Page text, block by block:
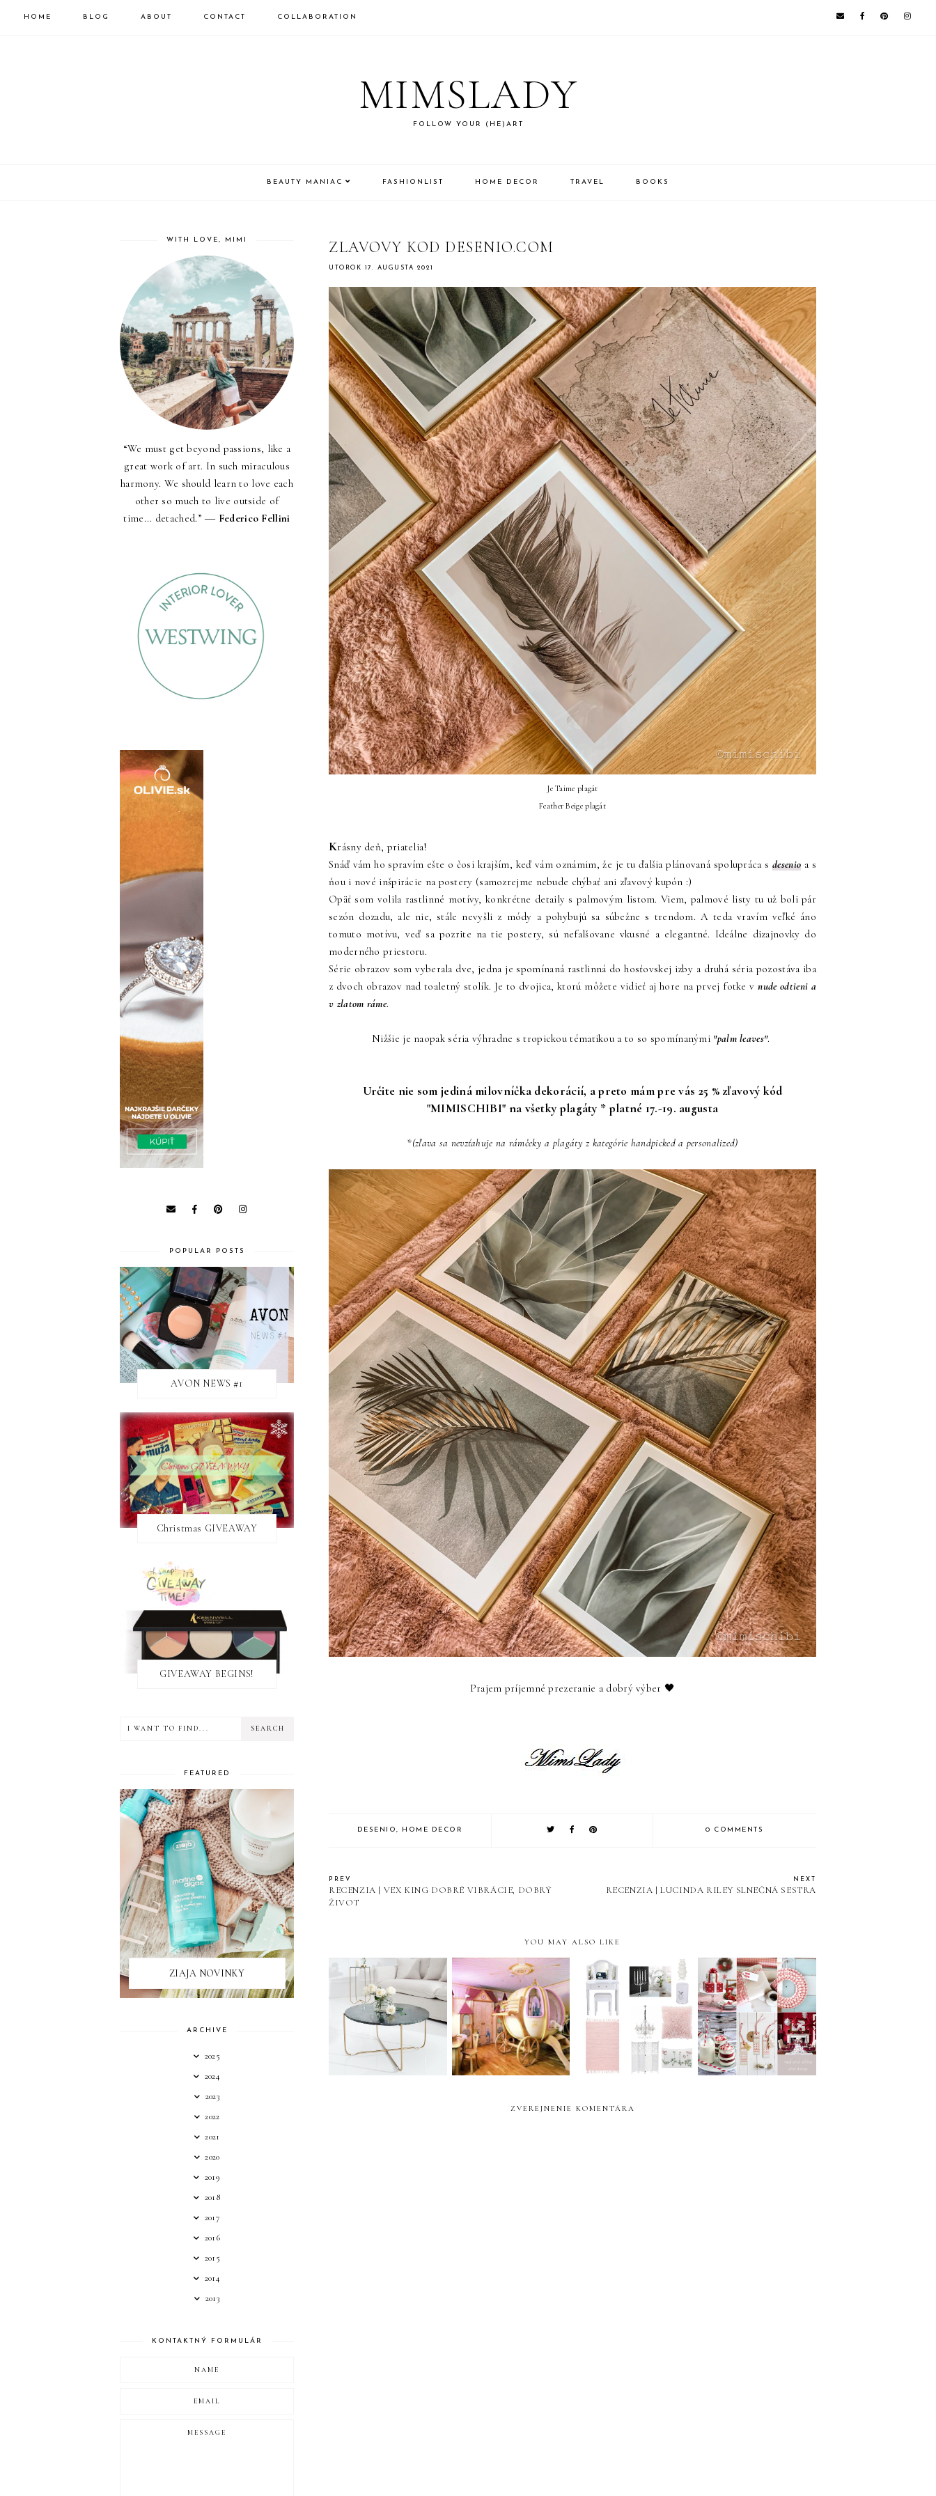
HOME BLOG ABOUT CONTACT COLLABORATION
MIMSLADY
FOLLOW YOUR (HE)ART
BEAUTY MANIAC FASHIONLIST HOME DECOR TRAVEL BOOKS
ZLAVOVY KOD DESENIO.COM
UTOROK 17. AUGUSTA 2021
Je Taime plagát
Feather Beige plagát
Krásny deň, priatelia!
Snáď vám ho spravím ešte o čosi krajším, keď vám oznámim, že je tu ďalšia plánovaná spolupráca sdesenio a s
ňou i nové inšpirácie na postery (samozrejme nebude chýbať ani zľavový kupón :)
Opäť som volila rastlinné motívy, konkrétne detaily s palmovým listom. Viem, palmové listy tu už boli pár
sezón dozadu, ale nie, stále nevyšli z módy a pohybujú sa súbežne s trendom. A teda vravím veľké áno
tomuto motívu, veď sa pozrite na tie postery, sú nefalšovane vkusné a elegantné. Ideálne dizajnovky do
moderného priestoru.
Série obrazov som vyberala dve, jedna je spomínaná rastlinná do hosťovskej izby a druhá séria pozostáva iba
z dvoch obrazov nad toaletný stolík. Je to dvojica, ktorú môžete vidieť aj hore na prvej fotke vnude odtieni a
v zlatom ráme.
Nižšie je naopak séria výhradne s tropickou tématikou a to so spomínanými "palm leaves".
Určite nie som jediná milovníčka dekorácií, a preto mám pre vás 25 % zľavový kód
"MIMISCHIBI" na všetky plagáty * platné 17.-19. augusta
*(zľava sa nevzťahuje na rámčeky a plagáty z kategórie handpicked a personalized)
Prajem príjemné prezeranie a dobrý výber 🖤
DESENIO, HOME DECOR 0 COMMENTS
PREV
RECENZIA | VEX KING DOBRÉ VIBRÁCIE, DOBRÝ
ŽIVOT
NEXT
RECENZIA | LUCINDA RILEY SLNEČNÁ SESTRA
YOU MAY ALSO LIKE
HOME DECOR|
GLAMOUR
DISNEY ROOM FAVI.SK ❤ CHRISTMAS DECOR
ZVEREJNENIE KOMENTÁRA
WITH LOVE, MIMI
“We must get beyond passions, like a
great work of art. In such miraculous
harmony. We should learn to love each
other so much to live outside of
time... detached.” ― Federico Fellini
POPULAR POSTS
AVON NEWS #1
Christmas GIVEAWAY
GIVEAWAY BEGINS!
FEATURED
ZIAJA NOVINKY
ARCHIVE
2025
2024
2023
2022
2021
2020
2019
2018
2017
2016
2015
2014
2013
KONTAKTNÝ FORMULÁR